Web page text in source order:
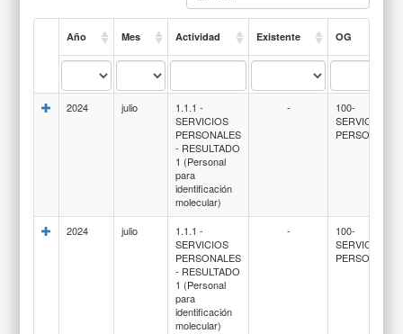
Año Mes Actividad Existente OG
2024 julio
1.1.1 -
SERVICIOS
PERSONALES
- RESULTADO
1 (Personal
para
identificación
molecular)
-
100-
SERVICIOS
PERSONALES
2024 julio
1.1.1 -
SERVICIOS
PERSONALES
- RESULTADO
1 (Personal
para
identificación
molecular)
-
100-
SERVICIOS
PERSONALES